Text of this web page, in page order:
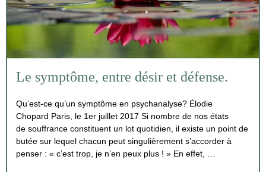
Le symptôme, entre désir et défense.
Qu’est-ce qu’un symptôme en psychanalyse? Élodie
Chopard Paris, le 1er juillet 2017 Si nombre de nos états
de souffrance constituent un lot quotidien, il existe un point de
butée sur lequel chacun peut singulièrement s’accorder à
penser : « c’est trop, je n’en peux plus ! » En effet, …